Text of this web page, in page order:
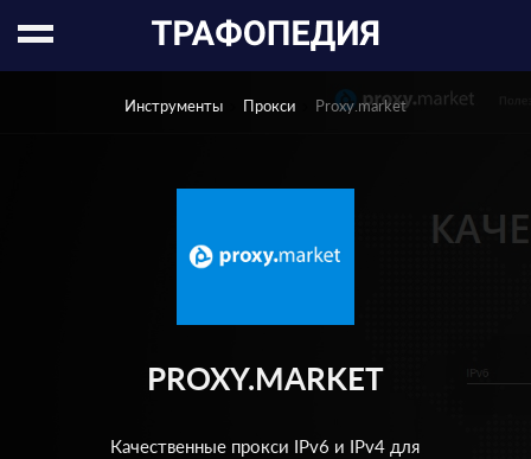
Инструменты Прокси Proxy.market
PROXY.MARKET
Качественные прокси IPv6 и IPv4 для